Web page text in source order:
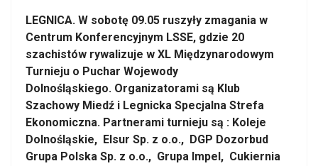
LEGNICA. W sobotę 09.05 ruszyły zmagania w
Centrum Konferencyjnym LSSE, gdzie 20
szachistów rywalizuje w XL Międzynarodowym
Turnieju o Puchar Wojewody
Dolnośląskiego. Organizatorami są Klub
Szachowy Miedź i Legnicka Specjalna Strefa
Ekonomiczna. Partnerami turnieju są : Koleje
Dolnośląskie, Elsur Sp. z o.o., DGP Dozorbud
Grupa Polska Sp. z o.o., Grupa Impel, Cukiernia